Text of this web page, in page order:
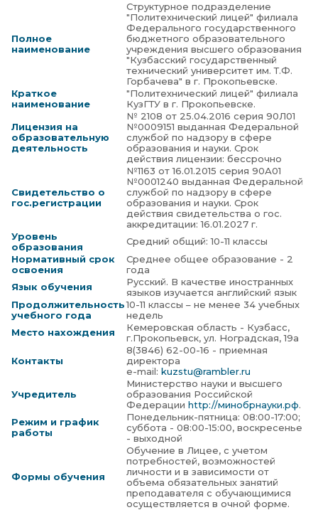
Полное
наименование
Структурное подразделение
"Политехнический лицей" филиала
Федерального государственного
бюджетного образовательного
учреждения высшего образования
"Кузбасский государственный
технический университет им. Т.Ф.
Горбачева" в г. Прокопьевске.
Краткое
наименование
"Политехнический лицей" филиала
КузГТУ в г. Прокопьевске.
Лицензия на
образовательную
деятельность
№ 2108 от 25.04.2016 серия 90Л01
№0009151 выданная Федеральной
службой по надзору в сфере
образования и науки. Срок
действия лицензии: бессрочно
Свидетельство о
гос.регистрации
№1163 от 16.01.2015 серия 90А01
№0001240 выданная Федеральной
службой по надзору в сфере
образования и науки. Срок
действия свидетельства о гос.
аккредитации: 16.01.2027 г.
Уровень
образования
Средний общий: 10-11 классы
Нормативный срок
освоения
Среднее общее образование - 2
года
Язык обучения
Русский. В качестве иностранных
языков изучается английский язык
Продолжительность
учебного года
10-11 классы – не менее 34 учебных
недель
Место нахождения
Кемеровская область - Кузбасс,
г.Прокопьевск, ул. Ноградская, 19а
Контакты
8(3846) 62-00-16 - приемная
директора
e-mail: kuzstu@rambler.ru
Учредитель
Министерство науки и высшего
образования Российской
Федерации http://минобрнауки.рф.
Режим и график
работы
Понедельник-пятница: 08:00-17:00;
суббота - 08:00-15:00, воскресенье
- выходной
Формы обучения
Обучение в Лицее, с учетом
потребностей, возможностей
личности и в зависимости от
объема обязательных занятий
преподавателя с обучающимися
осуществляется в очной форме.